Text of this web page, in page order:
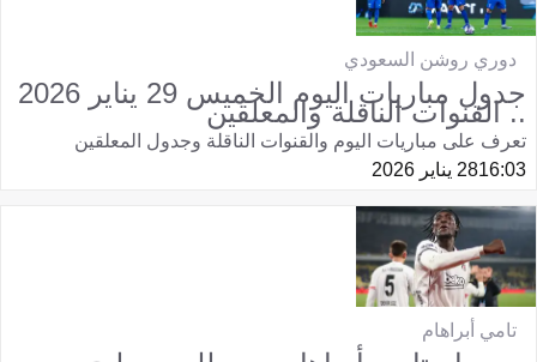
دوري روشن السعودي
جدول مباريات اليوم الخميس 29 يناير 2026
.. القنوات الناقلة والمعلقين
تعرف على مباريات اليوم والقنوات الناقلة وجدول المعلقين
16:0328 يناير 2026
تامي أبراهام